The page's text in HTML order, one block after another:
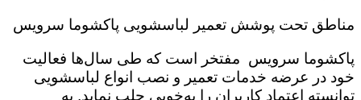
مناطق تحت پوشش تعمیر لباسشویی پاکشوما سرویس
پاکشوما سرویس مفتخر است که طی سال‌ها فعالیت
خود در عرضه خدمات تعمیر و نصب انواع لباسشویی
توانسته اعتماد کاربران را به‌خوبی جلب نماید. به